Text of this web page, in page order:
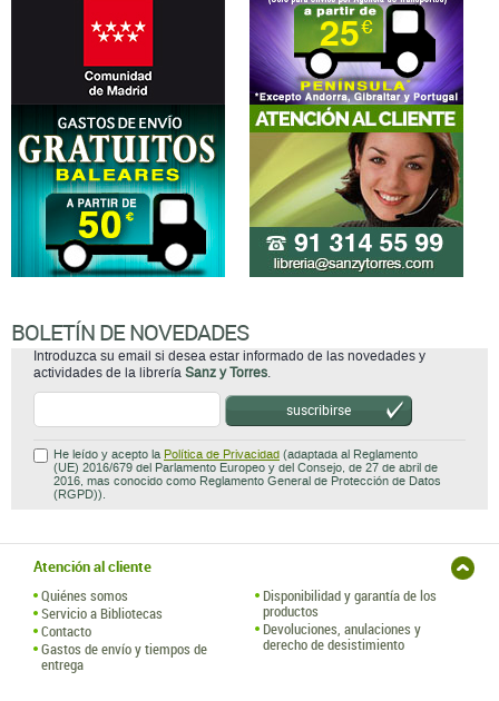
BOLETÍN DE NOVEDADES
Introduzca su email si desea estar informado de las novedades y
actividades de la librería Sanz y Torres
suscribirse
He leído y acepto la Política de Privacidad (adaptada al Reglamento
(UE) 2016/679 del Parlamento Europeo y del Consejo, de 27 de abril de
2016, mas conocido como Reglamento General de Protección de Datos
(RGPD)).
Atención al cliente
Quiénes somos
Servicio a Bibliotecas
Contacto
Gastos de envío y tiempos de
entrega
Disponibilidad y garantía de los
productos
Devoluciones, anulaciones y
derecho de desistimiento